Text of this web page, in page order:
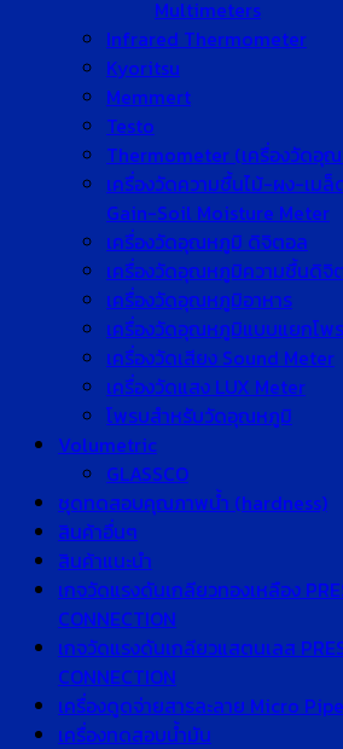
Multimeters
Infrared Thermometer
Kyoritsu
Memmert
Testo
Thermometer (เครื่องวัดอุ
เครื่องวัดความชื้นไม้-ผง-เ
Gain-Soil Moisture Meter
เครื่องวัดอุณหภูมิ ดิจิตอล
เครื่องวัดอุณหภูมิความชื้นดิจิ
เครื่องวัดอุณหภูมิอาหาร
เครื่องวัดอุณหภูมิแบบแยกโพ
เครื่องวัดเสียง Sound Meter
เครื่องวัดแสง LUX Meter
โพรบสำหรับวัดอุณหภูมิ
Volumetric
GLASSCO
ชุดทดสอบคุณภาพน้ำ (hardness)
สินค้าอื่นๆ
สินค้าแนะนำ
เกจวัดแรงดันเกลียวทองเหลือง
CONNECTION
เกจวัดแรงดันเกลียวแสตนเลส
CONNECTION
เครื่องดูดจ่ายสารละลาย Micro
เครื่องทดสอบน้ำมัน